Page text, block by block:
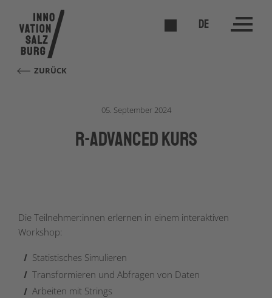
DE
ZURÜCK
05. September 2024
R-Advanced Kurs
Die Teilnehmer:innen erlernen in einem interaktiven
Workshop:
Statistisches Simulieren
Transformieren und Abfragen von Daten
Arbeiten mit Strings